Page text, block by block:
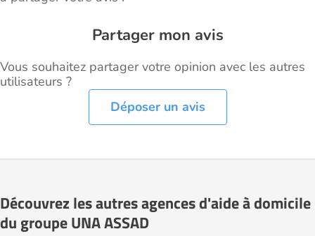
Partager mon avis
Vous souhaitez partager votre opinion avec les autres
utilisateurs ?
Déposer un avis
Découvrez les autres agences d'aide à domicile
du groupe UNA ASSAD